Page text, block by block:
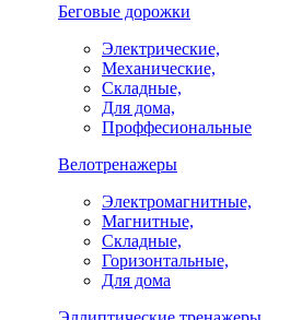
Беговые дорожки
Электрические,
Механические,
Складные,
Для дома,
Проффесиональные
Велотренажеры
Электромагнитные,
Магнитные,
Складные,
Горизонтальные,
Для дома